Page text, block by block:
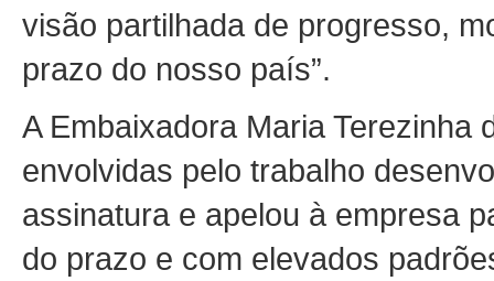
visão partilhada de progresso,
prazo do nosso país”.
A Embaixadora Maria Terezinha
envolvidas pelo trabalho
assinatura e apelou à empresa
do prazo e com elevados